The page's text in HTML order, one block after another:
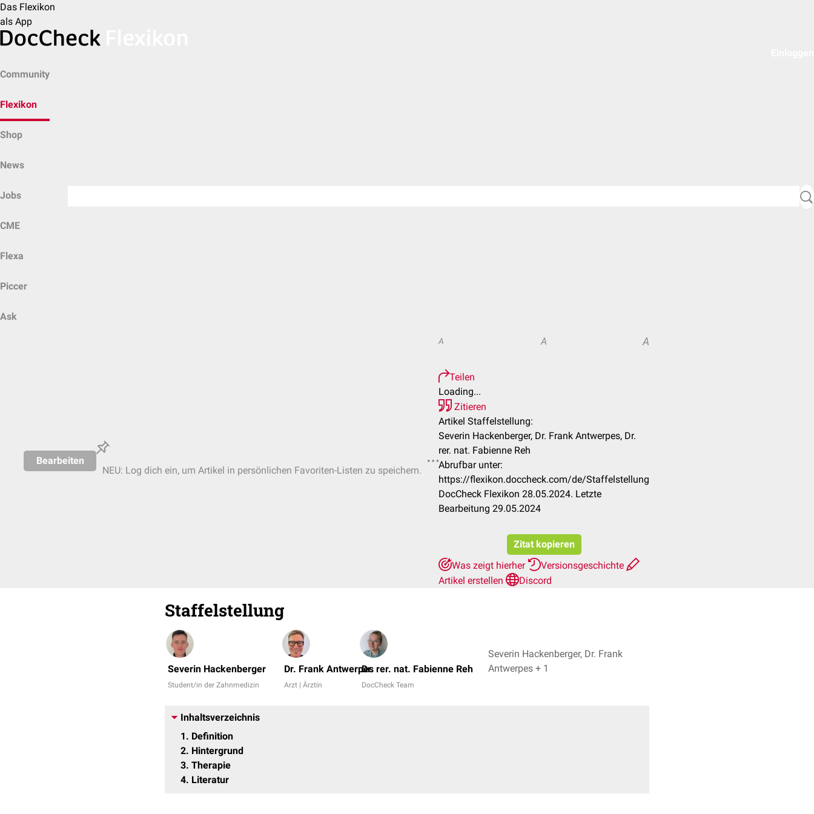
Das Flexikon
als App
Community
Flexikon
Shop
News
Jobs
CME
Flexa
Piccer
Ask
Bearbeiten
NEU: Log dich ein, um Artikel in persönlichen Favoriten-Listen zu speichern.
A A A
Teilen
Loading...
Zitieren
Artikel Staffelstellung:
Severin Hackenberger, Dr. Frank Antwerpes, Dr.
rer. nat. Fabienne Reh
Abrufbar unter:
https://flexikon.doccheck.com/de/Staffelstellung
DocCheck Flexikon 28.05.2024. Letzte
Bearbeitung 29.05.2024
Zitat kopieren
Was zeigt hierher
Versionsgeschichte
Artikel erstellen
Discord
Staffelstellung
Severin Hackenberger
Student/in der Zahnmedizin
Dr. Frank Antwerpes
Arzt | Ärztin
Dr. rer. nat. Fabienne Reh
DocCheck Team
Severin Hackenberger, Dr. Frank
Antwerpes + 1
Inhaltsverzeichnis
1
Definition
2 Hintergrund
3 Therapie
4 Literatur